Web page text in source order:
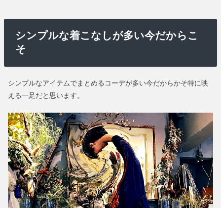
シンプルな着こなしが多い今だからこ
そ
シンプルなアイテムでまとめるコーデが多い今だからかそ特に映
える一足だと思います。